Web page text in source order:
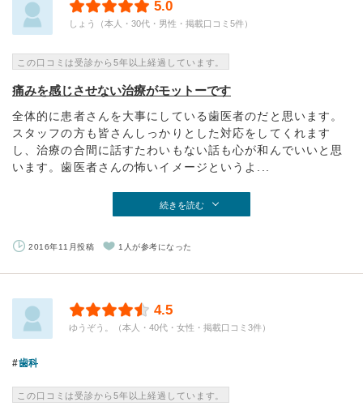
5.0
しょう（本人・30代・男性・掲載口コミ5件）
この口コミは受診から5年以上経過しています。
痛みを感じさせない治療がモットーです
全体的に患者さんを大事にしている歯医者のだと思います。
スタッフの方も皆さんしっかりとした対応をしてくれます
し、治療の合間に話すたわいもない話も心が和んでいいと思
います。歯医者さんの怖いイメージというよ...
続きを読む
2016年11月投稿 1人が参考になった
4.5
ゆうぞう。（本人・40代・女性・掲載口コミ3件）
歯科
この口コミは受診から5年以上経過しています。